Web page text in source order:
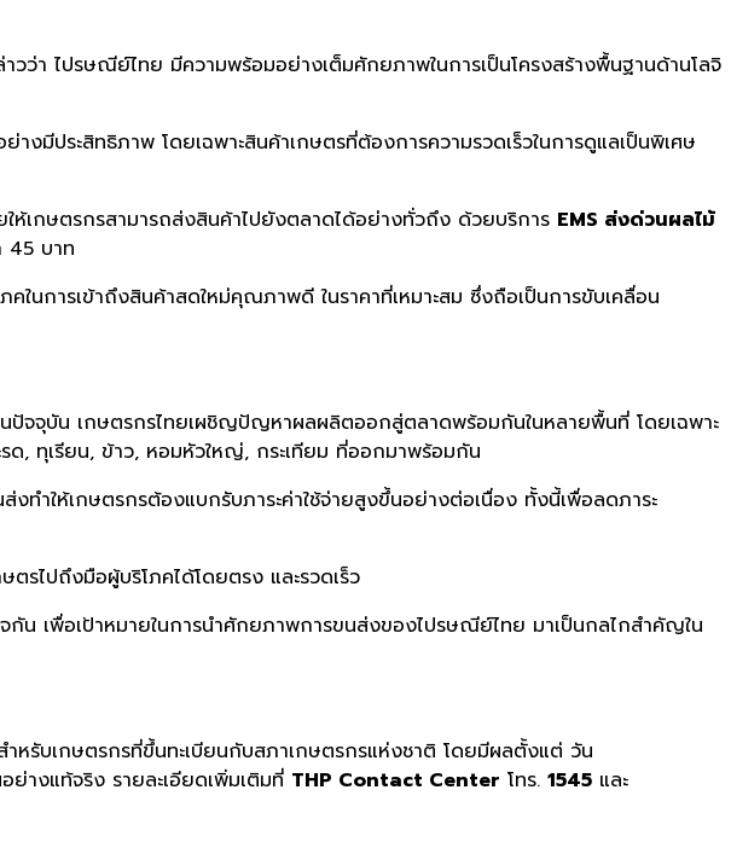
วว่า ไปรษณีย์ไทย มีความพร้อมอย่างเต็มศักยภาพในการเป็นโครงสร้างพื้นฐานด้านโลจิ
มีประสิทธิภาพ โดยเฉพาะสินค้าเกษตรที่ต้องการความรวดเร็วในการดูแลเป็นพิเศษ
ห้เกษตรกรสามารถส่งสินค้าไปยังตลาดได้อย่างทั่วถึง ด้วยบริการ EMS ส่งด่วนผลไม้
45 บาท
การเข้าถึงสินค้าสดใหม่คุณภาพดี ในราคาที่เหมาะสม ซึ่งถือเป็นการขับเคลื่อน
จจุบัน เกษตรกรไทยเผชิญปัญหาผลผลิตออกสู่ตลาดพร้อมกันในหลายพื้นที่ โดยเฉพาะ
ด, ทุเรียน, ข้าว, หอมหัวใหญ่, กระเทียม ที่ออกมาพร้อมกัน
ำให้เกษตรกรต้องแบกรับภาระค่าใช้จ่ายสูงขึ้นอย่างต่อเนื่อง ทั้งนี้เพื่อลดภาระ
ไปถึงมือผู้บริโภคได้โดยตรง และรวดเร็ว
น เพื่อเป้าหมายในการนำศักยภาพการขนส่งของไปรษณีย์ไทย มาเป็นกลไกสำคัญใน
ำหรับเกษตรกรที่ขึ้นทะเบียนกับสภาเกษตรกรแห่งชาติ โดยมีผลตั้งแต่ วัน
างแท้จริง รายละเอียดเพิ่มเติมที่ THP Contact Center โทร. 1545 และ